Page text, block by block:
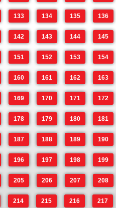
133 134 135 136
142 143 144 145
151 152 153 154
160 161 162 163
169 170 171 172
178 179 180 181
187 188 189 190
196 197 198 199
205 206 207 208
214 215 216 217